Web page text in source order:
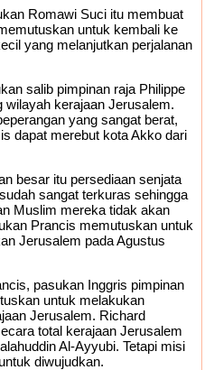
Romawi Suci itu membuat
untuk kembali ke
yang melanjutkan perjalanan
salib pimpinan raja Philippe
kerajaan Jerusalem.
yang sangat berat,
dapat merebut kota Akko dari
besar itu persediaan senjata
sangat terkuras sehingga
Muslim mereka tidak akan
Prancis memutuskan untuk
Jerusalem pada Agustus
pasukan Inggris pimpinan
untuk melakukan
Jerusalem. Richard
total kerajaan Jerusalem
Al-Ayyubi. Tetapi misi
diwujudkan.